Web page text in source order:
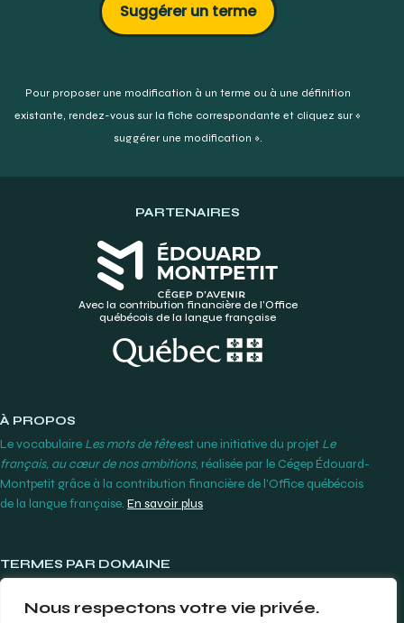
Nous respectons votre vie privée.
Suggérer un terme
Pour proposer une modification à un terme ou à une définition
existante, rendez-vous sur la fiche correspondante et cliquez sur «
suggérer une modification ».
PARTENAIRES
Avec la contribution financière de l’Office
québécois de la langue française
À PROPOS
Le vocabulaire Les mots de têteest une initiative du projet Le
français, au cœur de nos ambitions, réalisée par le Cégep Édouard-
Montpetit grâce à la contribution financière de l’Office québécois
de la langue française. En savoir plus
TERMES PAR DOMAINE
Orthodontie